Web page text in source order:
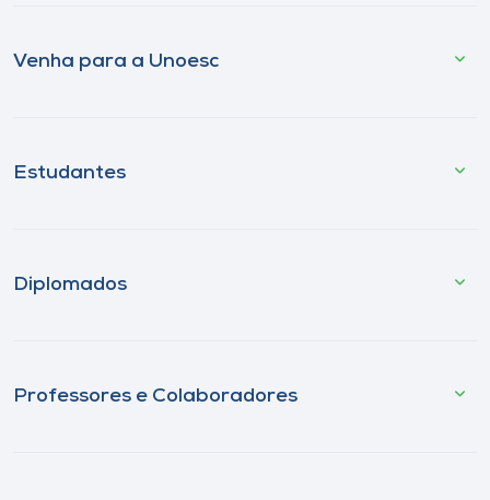
Selecione
o idioma
A+
Venha para a Unoesc
Estudantes
Diplomados
Professores e Colaboradores